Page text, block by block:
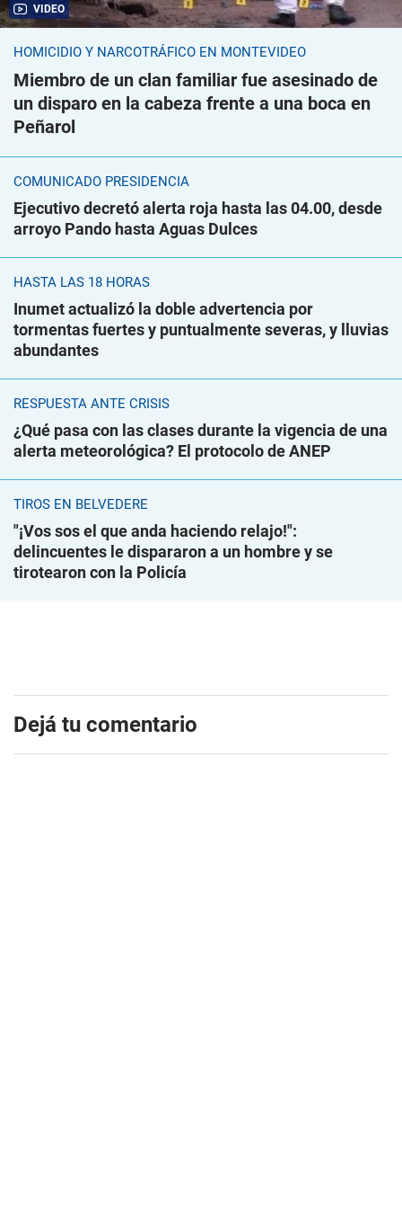
VIDEO
HOMICIDIO Y NARCOTRÁFICO EN MONTEVIDEO
Miembro de un clan familiar fue asesinado de
un disparo en la cabeza frente a una boca en
Peñarol
COMUNICADO PRESIDENCIA
Ejecutivo decretó alerta roja hasta las 04.00, desde
arroyo Pando hasta Aguas Dulces
HASTA LAS 18 HORAS
Inumet actualizó la doble advertencia por
tormentas fuertes y puntualmente severas, y lluvias
abundantes
RESPUESTA ANTE CRISIS
¿Qué pasa con las clases durante la vigencia de una
alerta meteorológica? El protocolo de ANEP
TIROS EN BELVEDERE
"¡Vos sos el que anda haciendo relajo!":
delincuentes le dispararon a un hombre y se
tirotearon con la Policía
Dejá tu comentario